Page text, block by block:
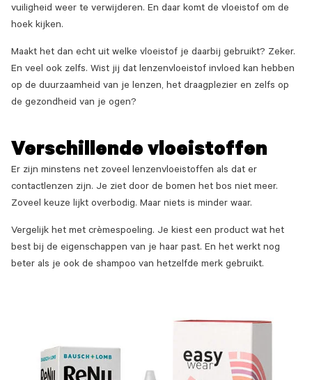
vuiligheid weer te verwijderen. En daar komt de vloeistof om de
hoek kijken.
Maakt het dan echt uit welke vloeistof je daarbij gebruikt? Zeker.
En veel ook zelfs. Wist jij dat lenzenvloeistof invloed kan hebben
op de duurzaamheid van je lenzen, het draagplezier en zelfs op
de gezondheid van je ogen?
Verschillende vloeistoffen
Er zijn minstens net zoveel lenzenvloeistoffen als dat er
contactlenzen zijn. Je ziet door de bomen het bos niet meer.
Zoveel keuze lijkt overbodig. Maar niets is minder waar.
Vergelijk het met crèmespoeling. Je kiest een product wat het
best bij de eigenschappen van je haar past. En het werkt nog
beter als je ook de shampoo van hetzelfde merk gebruikt.